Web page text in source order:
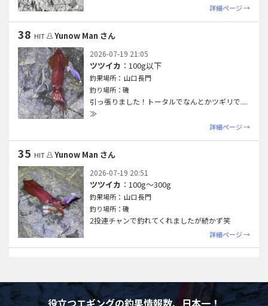
詳細ページ →
38 HIT Yunow Man さん
2026-07-19 21:05
ツツイカ ：100g以下
釣果場所： 山口 長門
釣り場所：磯
引っ張りました！トータルでなんとかツギリで....
≫
詳細ページ →
35 HIT Yunow Man さん
2026-07-19 20:51
ツツイカ ：100g〜300g
釣果場所： 山口 長門
釣り場所：磯
2投連チャンで釣れてくれましたが続かず笑
詳細ページ →
役立つエギングの釣果情報数、日本一！